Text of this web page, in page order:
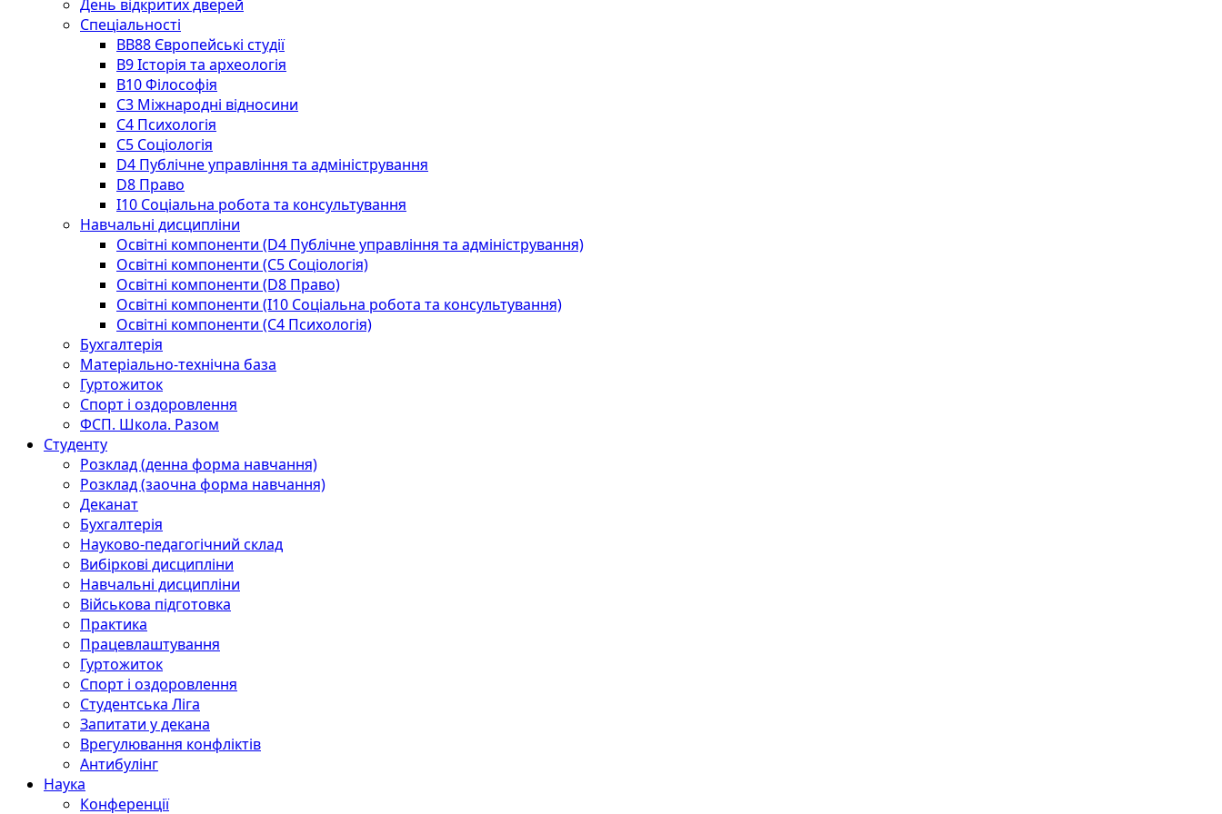
День відкритих дверей
Спеціальності
BВ88 Європейські студії
B9 Історія та археологія
B10 Філософія
C3 Міжнародні відносини
C4 Психологія
С5 Соціологія
D4 Публічне управління та адміністрування
D8 Право
I10 Соціальна робота та консультування
Навчальні дисципліни
Освітні компоненти (D4 Публічне управління та адміністрування)
Освітні компоненти (С5 Соціологія)
Освітні компоненти (D8 Право)
Освітні компоненти (I10 Соціальна робота та консультування)
Освітні компоненти (С4 Психологія)
Бухгалтерія
Матеріально-технічна база
Гуртожиток
Спорт і оздоровлення
ФСП. Школа. Разом
Студенту
Розклад (денна форма навчання)
Розклад (заочна форма навчання)
Деканат
Бухгалтерія
Науково-педагогічний склад
Вибіркові дисципліни
Навчальні дисципліни
Військова підготовка
Практика
Працевлаштування
Гуртожиток
Спорт і оздоровлення
Студентська Ліга
Запитати у декана
Врегулювання конфліктів
Антибулінг
Наука
Конференції